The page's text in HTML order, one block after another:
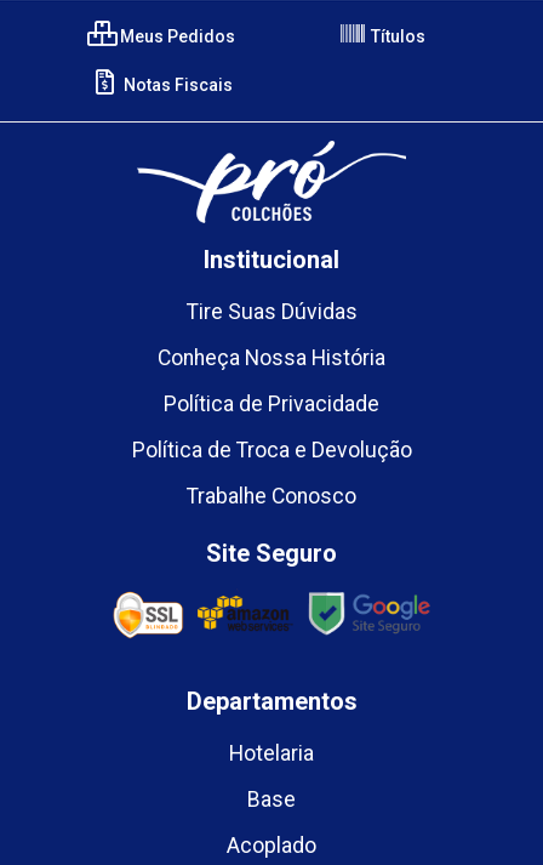
Meus Pedidos Títulos
Notas Fiscais
Institucional
Tire Suas Dúvidas
Conheça Nossa História
Política de Privacidade
Política de Troca e Devolução
Trabalhe Conosco
Site Seguro
Departamentos
Hotelaria
Base
Acoplado